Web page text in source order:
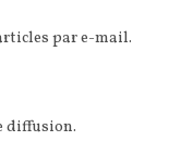
par e-mail.
diffusion.